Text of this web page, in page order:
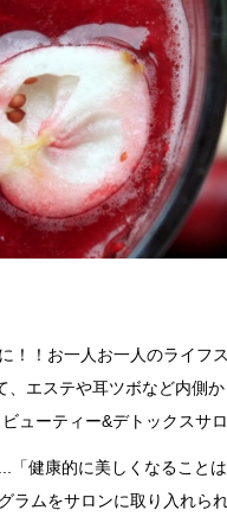
！！お一人お一人のライフ
エステや耳ツボなど内側
ューティー&デトックスサ
「健康的に美しくなること
ラムをサロンに取り入れら